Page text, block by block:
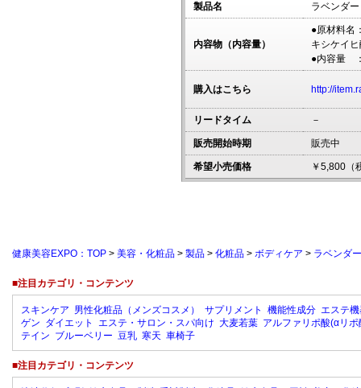
製品名 ラベンダ
内容物（内容量）
●原材料名
キシケイ
●内容量
購入はこちら http://
リードタイム －
販売開始時期 販売中
希望小売価格 ￥5,800（
健康美容EXPO：TOP > 美容・化粧品 > 製品 > 化粧品 > ボディケア > ラベンダ
■注目カテゴリ・コンテンツ
スキンケア 男性化粧品（メンズコスメ） サプリメント 機能性成分 エステ
ゲン ダイエット エステ・サロン・スパ向け 大麦若葉 アルファリポ酸(αリポ
テイン ブルーベリー 豆乳 寒天 車椅子
■注目カテゴリ・コンテンツ